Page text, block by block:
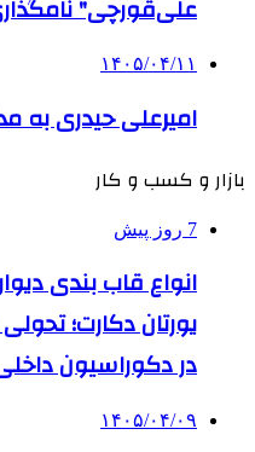
علی‌قورچی"
۱۴۰۵/۰۴/۱۱
امیرعلی حیدری به
بازار و کسب و کار
7 روز پیش
انواع قاب بندی
یورتان دکارت؛
در دکوراسیون
۱۴۰۵/۰۴/۰۹